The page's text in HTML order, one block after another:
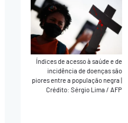
Índices de acesso à saúde e de
incidência de doenças são
piores entre a população negra
Crédito: Sérgio Lima / AFP